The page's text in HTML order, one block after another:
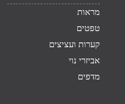
מראות
טפטים
קערות ועציצים
אביזרי נוי
מדפים